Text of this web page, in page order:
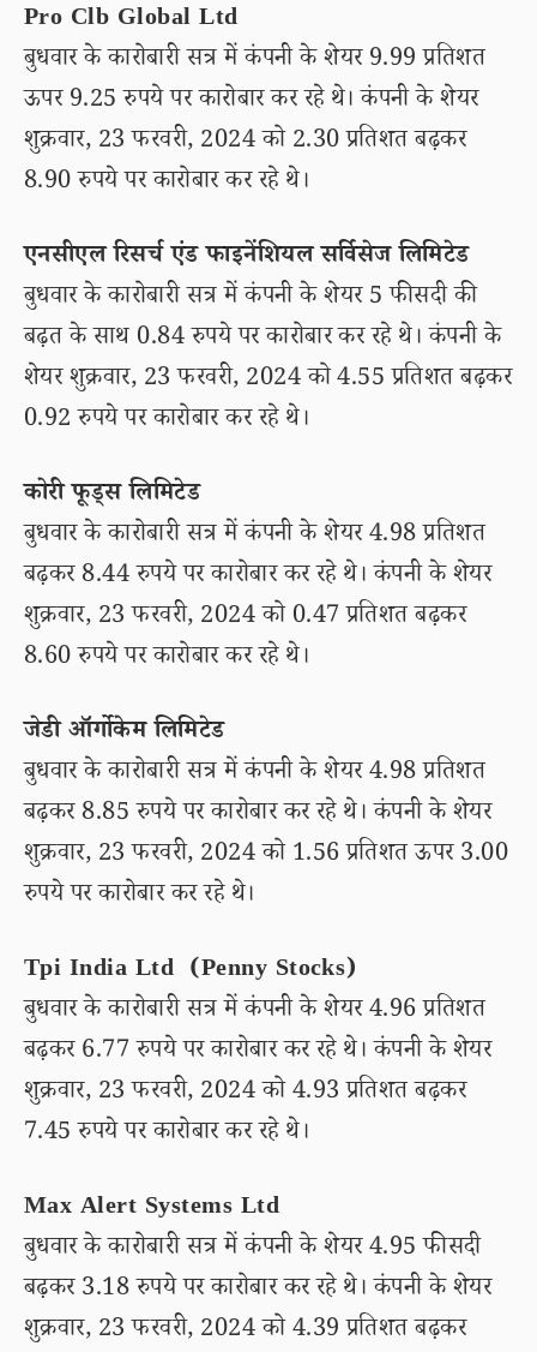
Pro Clb Global Ltd
बुधवार के कारोबारी सत्र में कंपनी के शेयर 9.99 प्रतिशत
ऊपर 9.25 रुपये पर कारोबार कर रहे थे। कंपनी के शेयर
शुक्रवार, 23 फरवरी, 2024 को 2.30 प्रतिशत बढ़कर
8.90 रुपये पर कारोबार कर रहे थे।
एनसीएल रिसर्च एंड फाइनेंशियल सर्विसेज लिमिटेड
बुधवार के कारोबारी सत्र में कंपनी के शेयर 5 फीसदी की
बढ़त के साथ 0.84 रुपये पर कारोबार कर रहे थे। कंपनी के
शेयर शुक्रवार, 23 फरवरी, 2024 को 4.55 प्रतिशत बढ़कर
0.92 रुपये पर कारोबार कर रहे थे।
कोरी फूड्स लिमिटेड
बुधवार के कारोबारी सत्र में कंपनी के शेयर 4.98 प्रतिशत
बढ़कर 8.44 रुपये पर कारोबार कर रहे थे। कंपनी के शेयर
शुक्रवार, 23 फरवरी, 2024 को 0.47 प्रतिशत बढ़कर
8.60 रुपये पर कारोबार कर रहे थे।
जेडी ऑर्गोकेम लिमिटेड
बुधवार के कारोबारी सत्र में कंपनी के शेयर 4.98 प्रतिशत
बढ़कर 8.85 रुपये पर कारोबार कर रहे थे। कंपनी के शेयर
शुक्रवार, 23 फरवरी, 2024 को 1.56 प्रतिशत ऊपर 3.00
रुपये पर कारोबार कर रहे थे।
Tpi India Ltd (Penny Stocks)
बुधवार के कारोबारी सत्र में कंपनी के शेयर 4.96 प्रतिशत
बढ़कर 6.77 रुपये पर कारोबार कर रहे थे। कंपनी के शेयर
शुक्रवार, 23 फरवरी, 2024 को 4.93 प्रतिशत बढ़कर
7.45 रुपये पर कारोबार कर रहे थे।
Max Alert Systems Ltd
बुधवार के कारोबारी सत्र में कंपनी के शेयर 4.95 फीसदी
बढ़कर 3.18 रुपये पर कारोबार कर रहे थे। कंपनी के शेयर
शुक्रवार, 23 फरवरी, 2024 को 4.39 प्रतिशत बढ़कर